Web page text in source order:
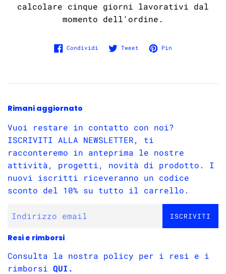
calcolare cinque giorni lavorativi dal
momento dell'ordine.
Condividi Condividi su Facebook
Tweet Twitta su Twitter
Pin
Rimani aggiornato
Vuoi restare in contatto con noi?
ISCRIVITI ALLA NEWSLETTER, ti
racconteremo in anteprima le nostre
attività, progetti, novità di prodotto. I
nuovi iscritti riceveranno un codice
sconto del 10% su tutto il carrello.
ISCRIVITI
Resi e rimborsi
Consulta la nostra policy per i resi e i
rimborsi QUI.